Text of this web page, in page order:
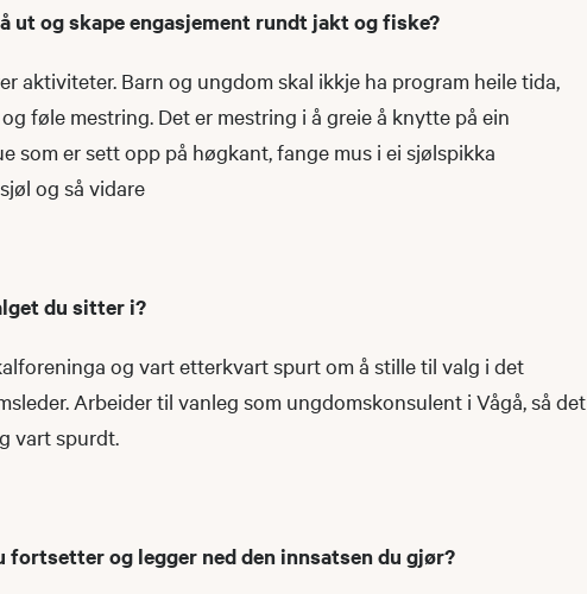
ut og skape engasjement rundt jakt og fiske?
aktiviteter. Barn og ungdom skal ikkje ha program heile tida,
føle mestring. Det er mestring i å greie å knytte på ein
som er sett opp på høgkant, fange mus i ei sjølspikka
og så vidare
du sitter i?
og vart etterkvart spurt om å stille til valg i det
Arbeider til vanleg som ungdomskonsulent i Vågå, så det
vart spurdt.
fortsetter og legger ned den innsatsen du gjør?